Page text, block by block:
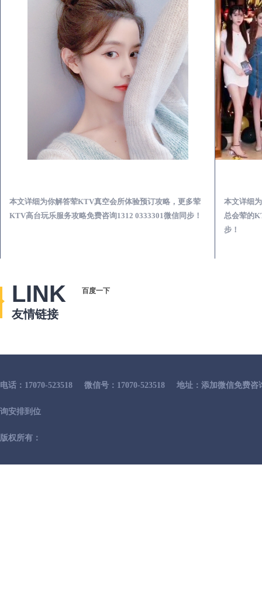
本文详细为你解答荤KTV真空会所体验预订攻略，更多荤
KTV高台玩乐服务攻略免费咨询1312 0333301微信同步！
本文详细
总会荤的
步！
LINK
友情链接
百度一下
电话：17070-523518 微信号：17070-523518 地址：添加微信免费
询安排到位
版权所有：